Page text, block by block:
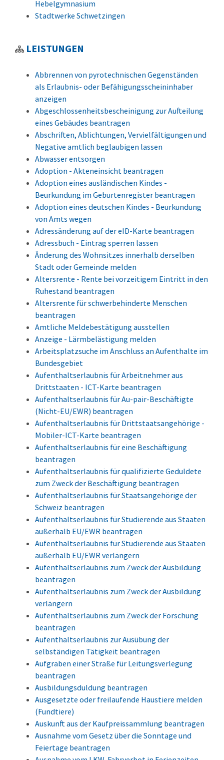
Hebelgymnasium
Stadtwerke Schwetzingen
LEISTUNGEN
Abbrennen von pyrotechnischen Gegenständen
als Erlaubnis- oder Befähigungsscheininhaber
anzeigen
Abgeschlossenheitsbescheinigung zur Aufteilung
eines Gebäudes beantragen
Abschriften, Ablichtungen, Vervielfältigungen und
Negative amtlich beglaubigen lassen
Abwasser entsorgen
Adoption - Akteneinsicht beantragen
Adoption eines ausländischen Kindes -
Beurkundung im Geburtenregister beantragen
Adoption eines deutschen Kindes - Beurkundung
von Amts wegen
Adressänderung auf der eID-Karte beantragen
Adressbuch - Eintrag sperren lassen
Änderung des Wohnsitzes innerhalb derselben
Stadt oder Gemeinde melden
Altersrente - Rente bei vorzeitigem Eintritt in den
Ruhestand beantragen
Altersrente für schwerbehinderte Menschen
beantragen
Amtliche Meldebestätigung ausstellen
Anzeige - Lärmbelästigung melden
Arbeitsplatzsuche im Anschluss an Aufenthalte im
Bundesgebiet
Aufenthaltserlaubnis für Arbeitnehmer aus
Drittstaaten - ICT-Karte beantragen
Aufenthaltserlaubnis für Au-pair-Beschäftigte
(Nicht-EU/EWR) beantragen
Aufenthaltserlaubnis für Drittstaatsangehörige -
Mobiler-ICT-Karte beantragen
Aufenthaltserlaubnis für eine Beschäftigung
beantragen
Aufenthaltserlaubnis für qualifizierte Geduldete
zum Zweck der Beschäftigung beantragen
Aufenthaltserlaubnis für Staatsangehörige der
Schweiz beantragen
Aufenthaltserlaubnis für Studierende aus Staaten
außerhalb EU/EWR beantragen
Aufenthaltserlaubnis für Studierende aus Staaten
außerhalb EU/EWR verlängern
Aufenthaltserlaubnis zum Zweck der Ausbildung
beantragen
Aufenthaltserlaubnis zum Zweck der Ausbildung
verlängern
Aufenthaltserlaubnis zum Zweck der Forschung
beantragen
Aufenthaltserlaubnis zur Ausübung der
selbständigen Tätigkeit beantragen
Aufgraben einer Straße für Leitungsverlegung
beantragen
Ausbildungsduldung beantragen
Ausgesetzte oder freilaufende Haustiere melden
(Fundtiere)
Auskunft aus der Kaufpreissammlung beantragen
Ausnahme vom Gesetz über die Sonntage und
Feiertage beantragen